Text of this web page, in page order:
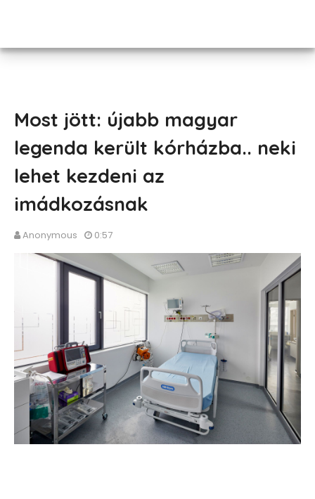
Most jött: újabb magyar
legenda került kórházba.. neki
lehet kezdeni az
imádkozásnak
Anonymous 0:57